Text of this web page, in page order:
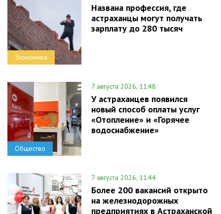
Экономика
Названа профессия, где
астраханцы могут получать
зарплату до 280 тысяч
Общество
7 августа 2026, 11:48
У астраханцев появился
новый способ оплаты услуг
«Отопление» и «Горячее
водоснабжение»
7 августа 2026, 11:44
Более 200 вакансий открыто
на железнодорожных
предприятиях в Астраханской